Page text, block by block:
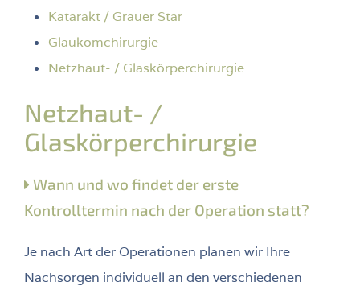
Katarakt / Grauer Star
Glaukomchirurgie
Netzhaut- / Glaskörperchirurgie
Netzhaut- /
Glaskörperchirurgie
Wann und wo findet der erste
Kontrolltermin nach der Operation statt?
Je nach Art der Operationen planen wir Ihre
Nachsorgen individuell an den verschiedenen